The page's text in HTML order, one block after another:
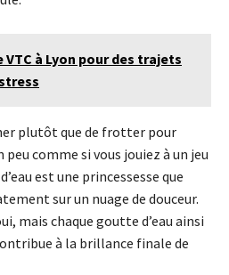
VTC à Lyon pour des trajets
plutôt que de frotter pour
peu comme si vous jouiez à un jeu
est une princessesse que
sur un nuage de douceur.
mais chaque goutte d’eau ainsi
à la brillance finale de